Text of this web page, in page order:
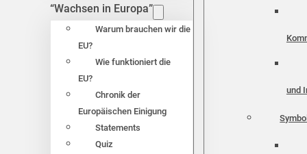
“Wachsen in Europa”
Warum brauchen wir die
EU?
Wie funktioniert die
EU?
Chronik der
Europäischen Einigung
Statements
Quiz
und